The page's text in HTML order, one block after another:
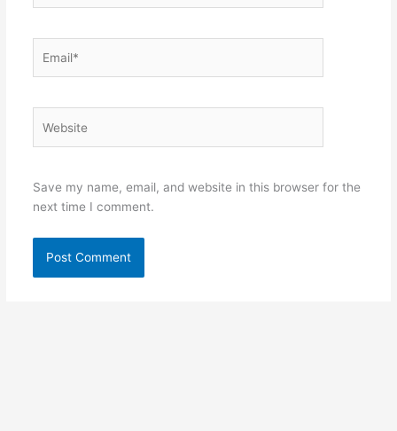
Save my name, email, and website in this browser for the
next time I comment.